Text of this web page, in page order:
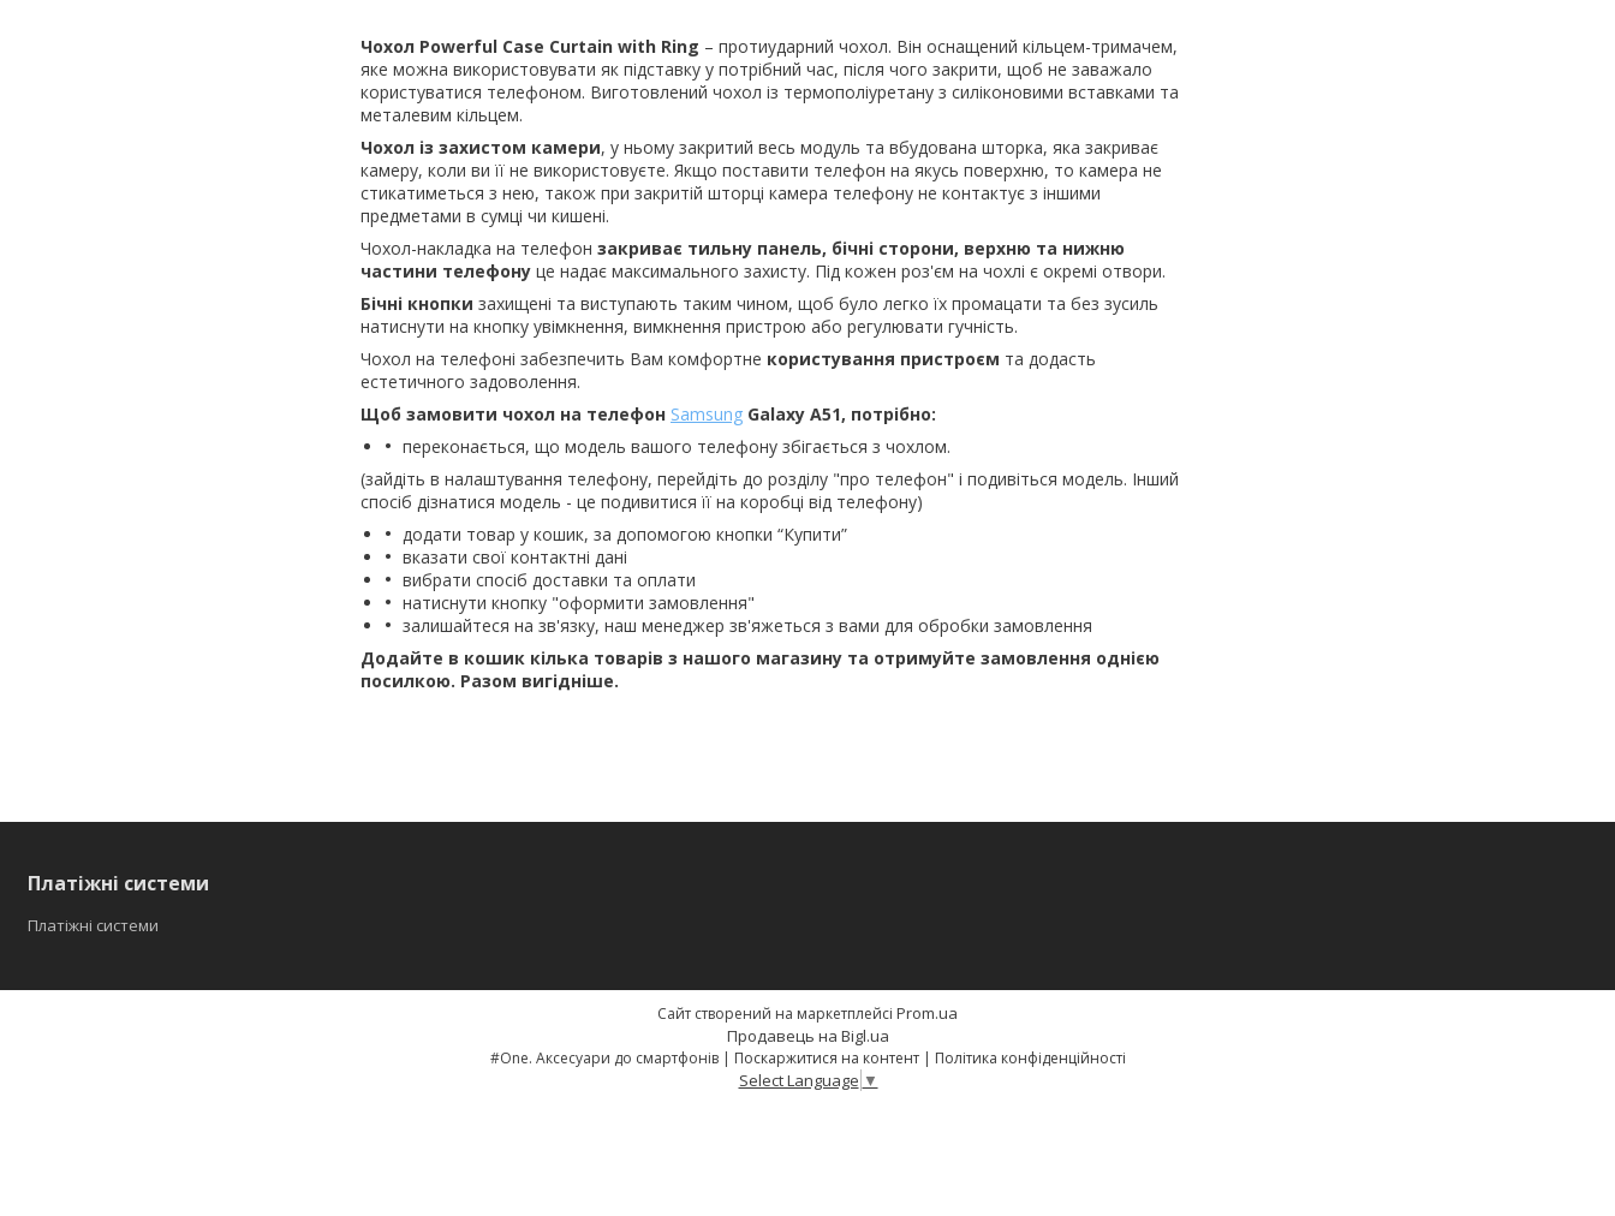
Чохол Powerful Case Curtain with Ring – протиударний чохол. Він оснащений кільцем-тримачем,
яке можна використовувати як підставку у потрібний час, після чого закрити, щоб не заважало
користуватися телефоном. Виготовлений чохол із термополіуретану з силіконовими вставками та
металевим кільцем.
Чохол із захистом камери, у ньому закритий весь модуль та вбудована шторка, яка закриває
камеру, коли ви її не використовуєте. Якщо поставити телефон на якусь поверхню, то камера не
стикатиметься з нею, також при закритій шторці камера телефону не контактує з іншими
предметами в сумці чи кишені.
Чохол-накладка на телефон закриває тильну панель, бічні сторони, верхню та нижню
частини телефону це надає максимального захисту. Під кожен роз'єм на чохлі є окремі отвори.
Бічні кнопки захищені та виступають таким чином, щоб було легко їх промацати та без зусиль
натиснути на кнопку увімкнення, вимкнення пристрою або регулювати гучність.
Чохол на телефоні забезпечить Вам комфортне користування пристроєм та додасть
естетичного задоволення.
Щоб замовити чохол на телефон Samsung Galaxy A51, потрібно:
переконається, що модель вашого телефону збігається з чохлом.
(зайдіть в налаштування телефону, перейдіть до розділу "про телефон" і подивіться модель. Інший
спосіб дізнатися модель - це подивитися її на коробці від телефону)
додати товар у кошик, за допомогою кнопки “Купити”
вказати свої контактні дані
вибрати спосіб доставки та оплати
натиснути кнопку "оформити замовлення"
залишайтеся на зв'язку, наш менеджер зв'яжеться з вами для обробки замовлення
Додайте в кошик кілька товарів з нашого магазину та отримуйте замовлення однією
посилкою. Разом вигідніше.
Платіжні системи
Платіжні системи
Сайт створений на маркетплейсі Prom.ua
Продавець на Bigl.ua
#One. Аксесуари до смартфонів | Поскаржитися на контент | Політика конфіденційності
Select Language ▼